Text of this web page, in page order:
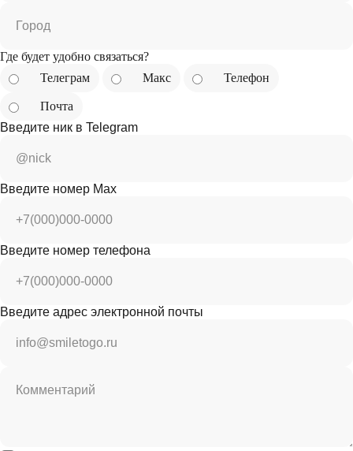
Город
Где будет удобно связаться?
Телеграм
Макс Телефон
Почта
Введите ник в Telegram
@nick
Введите номер Max
+7(000)000-0000
Введите номер телефона
+7(000)000-0000
Введите адрес электронной почты
info@smiletogo.ru
Комментарий